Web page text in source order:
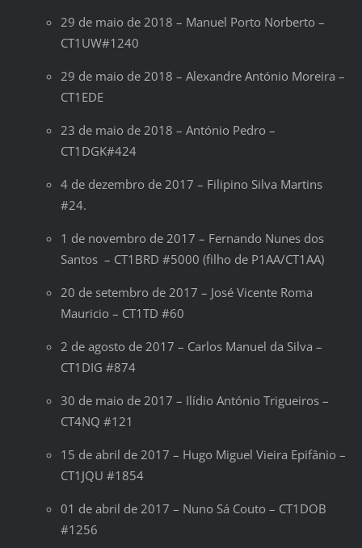
29 de maio de 2018 – Manuel Porto Norberto –
CT1UW#1240
29 de maio de 2018 – Alexandre António Moreira –
CT1EDE
23 de maio de 2018 – António Pedro –
CT1DGK#424
4 de dezembro de 2017 – Filipino Silva Martins
#24.
1 de novembro de 2017 – Fernando Nunes dos
Santos – CT1BRD #5000 (filho de P1AA/CT1AA)
20 de setembro de 2017 – José Vicente Roma
Mauricio – CT1TD #60
2 de agosto de 2017 – Carlos Manuel da Silva –
CT1DIG #874
30 de maio de 2017 – Ilídio António Trigueiros –
CT4NQ #121
15 de abril de 2017 – Hugo Miguel Vieira Epifânio –
CT1JQU #1854
01 de abril de 2017 – Nuno Sá Couto – CT1DOB
#1256